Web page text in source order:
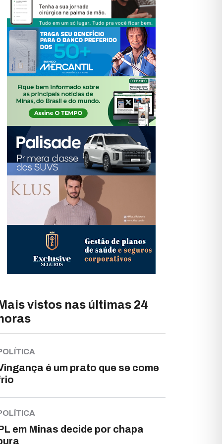
vistos nas últimas 24
é um prato que se come
em Minas decide por chapa